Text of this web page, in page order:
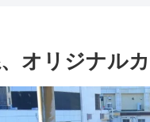
オリジナル